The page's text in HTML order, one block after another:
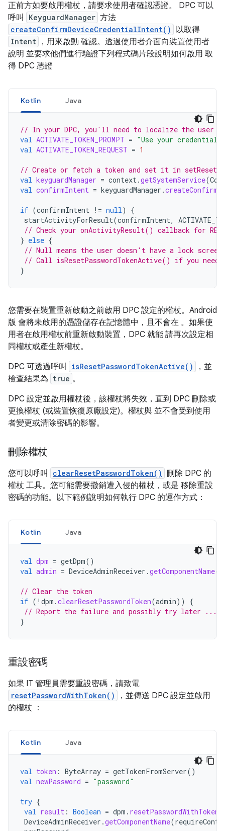
正前方如要啟用權杖，請要求使用者確認憑證。 DPC 可以
呼叫
KeyguardManager 方法
createConfirmDeviceCredentialIntent() 以取得
Intent
，用來啟動 確認。透過使用者介面向裝置使用者
說明 並要求他們進行驗證下列程式碼片段說明如何啟用 取
得 DPC 憑證
Kotlin Java
// In your DPC, you'll need to localize the user
val ACTIVATE_TOKEN_PROMPT = "Use your credentials
val ACTIVATE_TOKEN_REQUEST = 1
// Create or fetch a token and set it in
val keyguardManager = context.getSystemService(
val confirmIntent = keyguardManager .
if (confirmIntent != null)
{
startActivityForResult(confirmIntent,
// Check your onActivityResult() callback for
} else {
// Null means the user doesn't have a lock
// Call isResetPasswordTokenActive() if you need
}
您需要在裝置重新啟動之前啟用 DPC 設定的權杖。Android
版 會將未啟用的憑證儲存在記憶體中，且不會在 。如果使
用者在啟用權杖前重新啟動裝置，DPC 就能 請再次設定相
同權杖或產生新權杖。
DPC 可透過呼叫
isResetPasswordTokenActive()
，並
檢查結果為 true 。
DPC 設定並啟用權杖後，該權杖將失效，直到 DPC 刪除或
更換權杖 (或裝置恢復原廠設定)。權杖與 並不會受到使用
者變更或清除密碼的影響。
刪除權杖
您可以呼叫 clearResetPasswordToken() 刪除 DPC 的
權杖 工具。您可能需要撤銷遭入侵的權杖，或是 移除重設
密碼的功能。以下範例說明如何執行 DPC 的運作方式：
Kotlin Java
val dpm = getDpm()
val admin = DeviceAdminReceiver .getComponentName(
// Clear the token
if ( ! dpm .clearResetPasswordToken(admin))
{
// Report the failure and possibly try later ...
}
重設密碼
如果 IT 管理員需要重設密碼，請致電
resetPasswordWithToken()
，並傳送 DPC 設定並啟用
的權杖 ：
Kotlin Java
val token : ByteArray = getTokenFromServer()
val newPassword = "password"
try {
val result : Boolean = dpm . resetPasswordWithToken
DeviceAdminReceiver .getComponentName(